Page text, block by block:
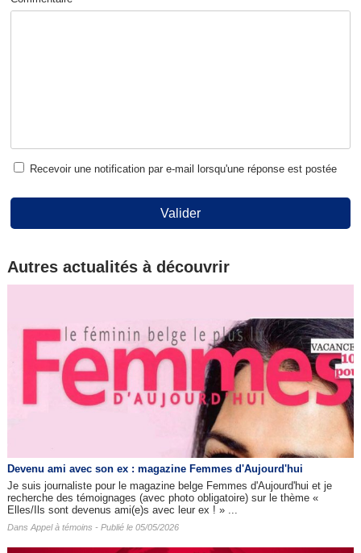
Recevoir une notification par e-mail lorsqu'une réponse est postée
Valider
Autres actualités à découvrir
Devenu ami avec son ex : magazine Femmes d'Aujourd'hui
Je suis journaliste pour le magazine belge Femmes d'Aujourd'hui et je
recherche des témoignages (avec photo obligatoire) sur le thème «
Elles/Ils sont devenus ami(e)s avec leur ex ! » ...
Dans Appel à témoins - Publié le 05/05/2026